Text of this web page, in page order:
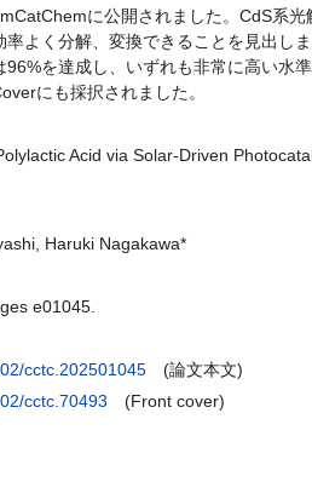
に公開されました。CdS系光
よく分解、変換できることを見出し
を達成し、いずれも非常に高い水
にも採択されました。
Acid via Solar-Driven
Haruki Nagakawa*
e01045.
cctc.202501045(論文本文)
cctc.70493 (Front cover)